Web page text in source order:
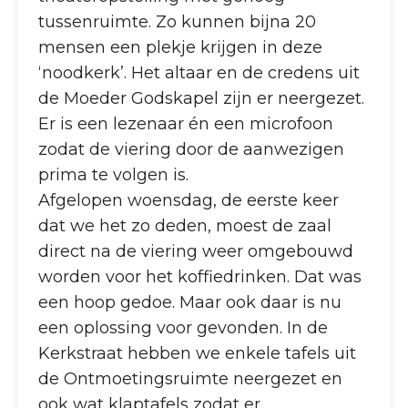
tussenruimte. Zo kunnen bijna 20
mensen een plekje krijgen in deze
‘noodkerk’. Het altaar en de credens uit
de Moeder Godskapel zijn er neergezet.
Er is een lezenaar én een microfoon
zodat de viering door de aanwezigen
prima te volgen is.
Afgelopen woensdag, de eerste keer
dat we het zo deden, moest de zaal
direct na de viering weer omgebouwd
worden voor het koffiedrinken. Dat was
een hoop gedoe. Maar ook daar is nu
een oplossing voor gevonden. In de
Kerkstraat hebben we enkele tafels uit
de Ontmoetingsruimte neergezet en